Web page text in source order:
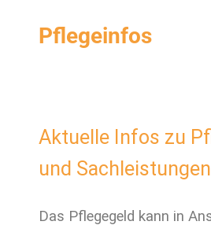
Pflegeinfos
Aktuelle Infos zu
und Sachleistungen
Das Pflegegeld kann in